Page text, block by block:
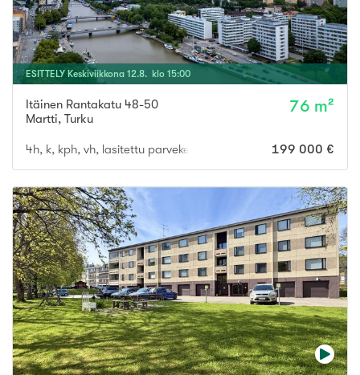
ESITTELY Keskiviikkona 12.8. klo 15:00
Itäinen Rantakatu 48-50
Martti, Turku
76 m²
4h, k, kph, vh, lasitettu parveke 199 000 €